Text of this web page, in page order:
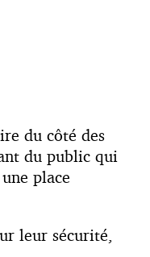
du côté des
du public qui
place
leur sécurité,